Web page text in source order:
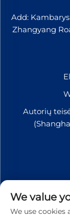
Add:
Zhangyang
Autorių
We value
We use cookies